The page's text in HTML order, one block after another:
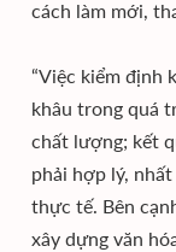
cách làm mới,
“Việc kiểm định
khâu trong quá
chất lượng; kết
phải hợp lý,
thực tế. Bên
xây dựng văn